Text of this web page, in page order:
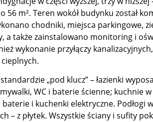
56 m². Teren wokół budynku został
chodniki, miejsca parkingowe,
a także zainstalowano monitoring i
wykonanie przyłączy
„pod klucz” – łazienki
WC i baterie ścienne; kuchnie
i kuchenki elektryczne. Podłogi
– z płytek. Wszystkie ściany i sufity